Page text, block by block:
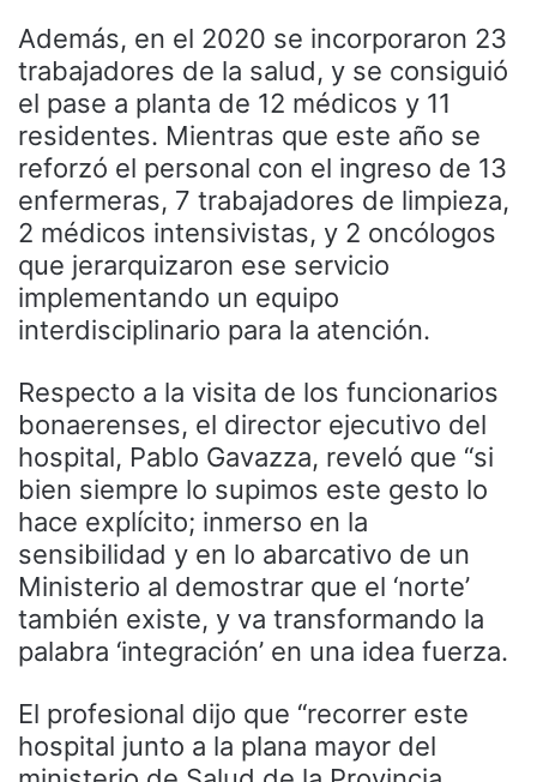
Además, en el 2020 se incorporaron 23
trabajadores de la salud, y se consiguió
el pase a planta de 12 médicos y 11
residentes. Mientras que este año se
reforzó el personal con el ingreso de 13
enfermeras, 7 trabajadores de limpieza,
2 médicos intensivistas, y 2 oncólogos
que jerarquizaron ese servicio
implementando un equipo
interdisciplinario para la atención.
Respecto a la visita de los funcionarios
bonaerenses, el director ejecutivo del
hospital, Pablo Gavazza, reveló que “si
bien siempre lo supimos este gesto lo
hace explícito; inmerso en la
sensibilidad y en lo abarcativo de un
Ministerio al demostrar que el ‘norte’
también existe, y va transformando la
palabra ‘integración’ en una idea fuerza.
El profesional dijo que “recorrer este
hospital junto a la plana mayor del